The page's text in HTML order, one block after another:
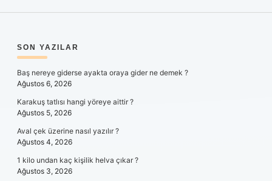
SIDEBAR
SON YAZILAR
Baş nereye giderse ayakta oraya gider ne demek ?
Ağustos 6, 2026
Karakuş tatlısı hangi yöreye aittir ?
Ağustos 5, 2026
Aval çek üzerine nasıl yazılır ?
Ağustos 4, 2026
1 kilo undan kaç kişilik helva çıkar ?
Ağustos 3, 2026